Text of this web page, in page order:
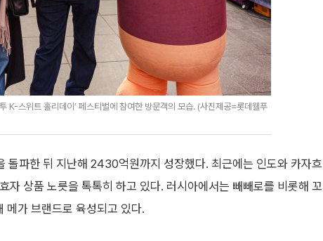
K-스위트 홀리데이’ 페스티벌에 참여한 방문객의 모습. (사진제공=롯데웰푸
파한 뒤 지난해 2430억원까지 성장했다. 최근에는 인도와 카자흐
자 상품 노릇을 톡톡히 하고 있다. 러시아에서는 빼빼로를 비롯해 꼬
메가 브랜드로 육성되고 있다.